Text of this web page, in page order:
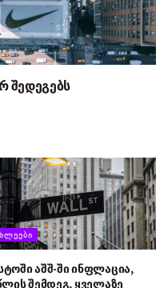
შედეგებს
აშშ-ში ინფლაცია,
შემდეგ, ყველაზე